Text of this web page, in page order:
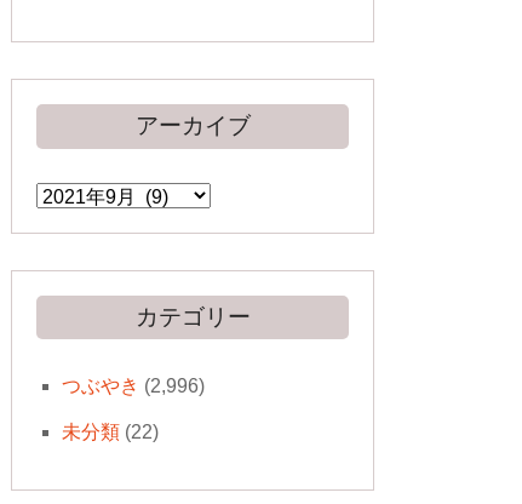
アーカイブ
ア
ー
カ
カテゴリー
つぶやき (2,996)
未分類(22)